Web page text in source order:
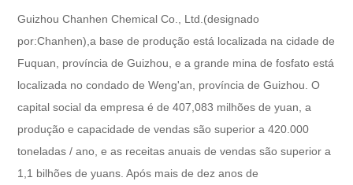
Guizhou Chanhen Chemical Co., Ltd.(designado
por:Chanhen),a base de produção está localizada na cidade de
Fuquan, província de Guizhou, e a grande mina de fosfato está
localizada no condado de Weng'an, província de Guizhou. O
capital social da empresa é de 407,083 milhões de yuan, a
produção e capacidade de vendas são superior a 420.000
toneladas / ano, e as receitas anuais de vendas são superior a
1,1 bilhões de yuans. Após mais de dez anos de